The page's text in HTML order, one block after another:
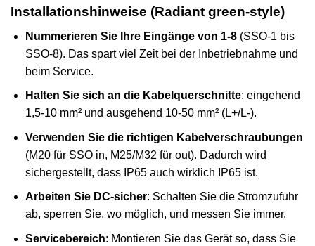
Installationshinweise (Radiant green-style)
Nummerieren Sie Ihre Eingänge von 1-8(SSO-1 bis
SSO-8). Das spart viel Zeit bei der Inbetriebnahme und
beim Service.
Halten Sie sich an die Kabelquerschnitte: eingehend
1,5-10 mm² und ausgehend 10-50 mm² (L+/L-).
Verwenden Sie die richtigen Kabelverschraubungen
(M20 für SSO in, M25/M32 für out). Dadurch wird
sichergestellt, dass IP65 auch wirklich IP65 ist.
Arbeiten Sie DC-sicher: Schalten Sie die Stromzufuhr
ab, sperren Sie, wo möglich, und messen Sie immer.
Servicebereich: Montieren Sie das Gerät so, dass Sie